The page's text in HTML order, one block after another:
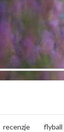
recenzje flyball